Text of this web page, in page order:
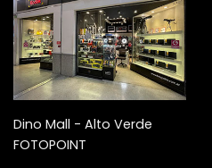
Dino Mall - Alto Verde
FOTOPOINT